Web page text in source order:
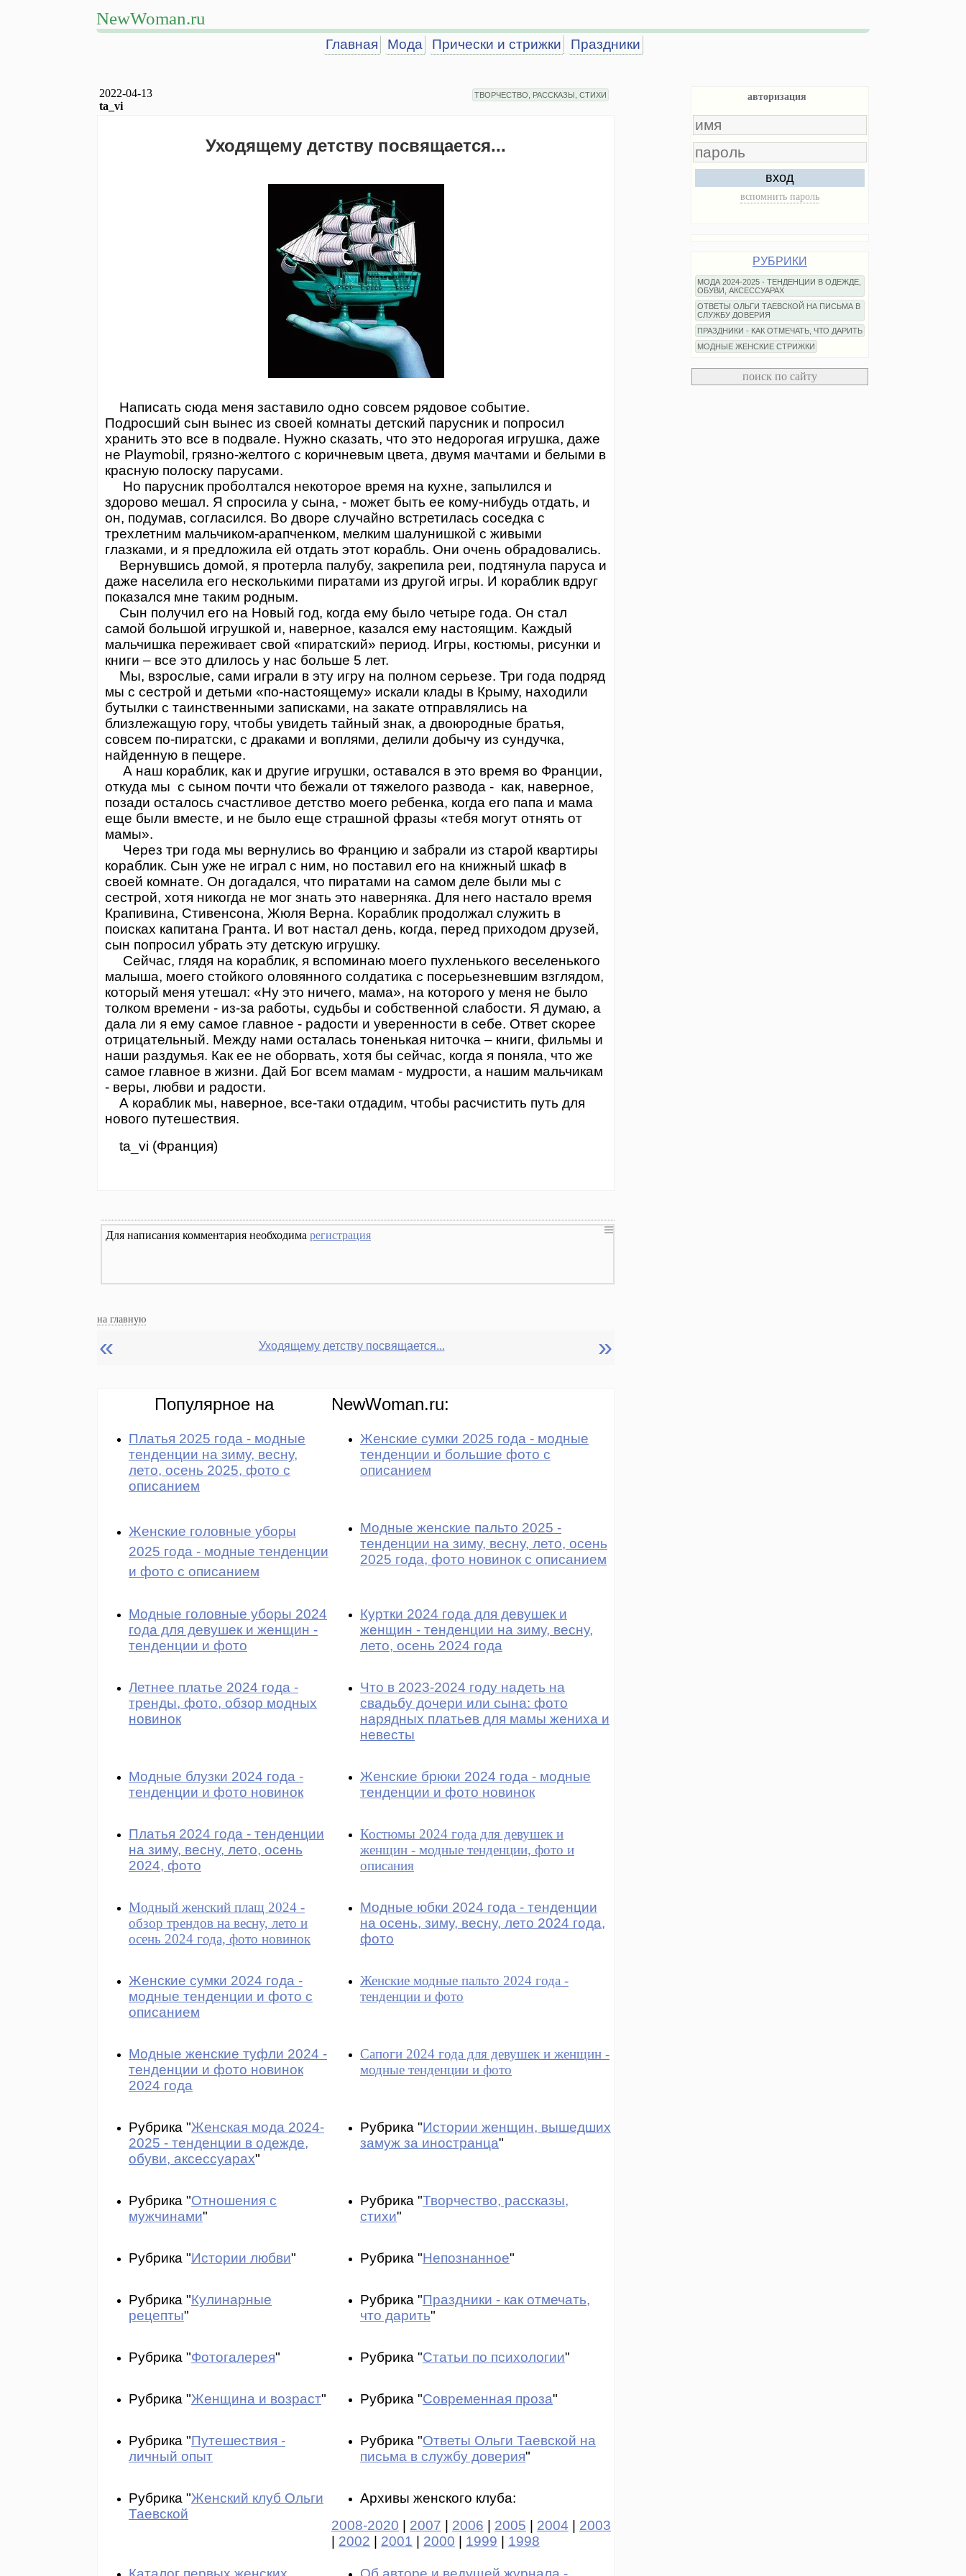
NewWoman.ru
Главная Мода Прически и стрижки Праздники
2022-04-13
ta_vi
ТВОРЧЕСТВО, РАССКАЗЫ, СТИХИ
Уходящему детству посвящается...
Написать сюда меня заставило одно совсем рядовое событие.
Подросший сын вынес из своей комнаты детский парусник и попросил
хранить это все в подвале. Нужно сказать, что это недорогая игрушка, даже
не Plаymobil, грязно-желтого с коричневым цвета, двумя мачтами и белыми в
красную полоску парусами.
Но парусник проболтался некоторое время на кухне, запылился и
здорово мешал. Я спросила у сына, - может быть ее кому-нибудь отдать, и
он, подумав, согласился. Во дворе случайно встретилась соседка с
трехлетним мальчиком-арапченком, мелким шалунишкой с живыми
глазками, и я предложила ей отдать этот корабль. Они очень обрадовались.
Вернувшись домой, я протерла палубу, закрепила реи, подтянула паруса и
даже населила его несколькими пиратами из другой игры. И кораблик вдруг
показался мне таким родным.
Сын получил его на Новый год, когда ему было четыре года. Он стал
самой большой игрушкой и, наверное, казался ему настоящим. Каждый
мальчишка переживает свой «пиратский» период. Игры, костюмы, рисунки и
книги – все это длилось у нас больше 5 лет.
Мы, взрослые, сами играли в эту игру на полном серьезе. Три года подряд
мы с сестрой и детьми «по-настоящему» искали клады в Крыму, находили
бутылки с таинственными записками, на закате отправлялись на
близлежащую гору, чтобы увидеть тайный знак, а двоюродные братья,
совсем по-пиратски, с драками и воплями, делили добычу из сундучка,
найденную в пещере.
А наш кораблик, как и другие игрушки, оставался в это время во Франции,
откуда мы с сыном почти что бежали от тяжелого развода - как, наверное,
позади осталось счастливое детство моего ребенка, когда его папа и мама
еще были вместе, и не было еще страшной фразы «тебя могут отнять от
мамы».
Через три года мы вернулись во Францию и забрали из старой квартиры
кораблик. Сын уже не играл с ним, но поставил его на книжный шкаф в
своей комнате. Он догадался, что пиратами на самом деле были мы с
сестрой, хотя никогда не мог знать это наверняка. Для него настало время
Крапивина, Стивенсона, Жюля Верна. Кораблик продолжал служить в
поисках капитана Гранта. И вот настал день, когда, перед приходом друзей,
сын попросил убрать эту детскую игрушку.
Сейчас, глядя на кораблик, я вспоминаю моего пухленького веселенького
малыша, моего стойкого оловянного солдатика с посерьезневшим взглядом,
который меня утешал: «Ну это ничего, мама», на которого у меня не было
толком времени - из-за работы, судьбы и собственной слабости. Я думаю, а
дала ли я ему самое главное - радости и уверенности в себе. Ответ скорее
отрицательный. Между нами осталась тоненькая ниточка – книги, фильмы и
наши раздумья. Как ее не оборвать, хотя бы сейчас, когда я поняла, что же
самое главное в жизни. Дай Бог всем мамам - мудрости, а нашим мальчикам
- веры, любви и радости.
А кораблик мы, наверное, все-таки отдадим, чтобы расчистить путь для
нового путешествия.
ta_vi (Франция)
Для написания комментария необходима регистрация
на главную
« Уходящему детству посвящается... »
Популярное на NewWoman.ru:
Платья 2025 года - модные
тенденции на зиму, весну,
лето, осень 2025, фото с
описанием
Женские сумки 2025 года - модные
тенденции и большие фото с
описанием
Женские головные уборы
2025 года - модные тенденции
и фото с описанием
Модные женские пальто 2025 -
тенденции на зиму, весну, лето, осень
2025 года, фото новинок с описанием
Модные головные уборы 2024
года для девушек и женщин -
тенденции и фото
Куртки 2024 года для девушек и
женщин - тенденции на зиму, весну,
лето, осень 2024 года
Летнее платье 2024 года -
тренды, фото, обзор модных
новинок
Что в 2023-2024 году надеть на
свадьбу дочери или сына: фото
нарядных платьев для мамы жениха и
невесты
Модные блузки 2024 года -
тенденции и фото новинок
Женские брюки 2024 года - модные
тенденции и фото новинок
Платья 2024 года - тенденции
на зиму, весну, лето, осень
2024, фото
Костюмы 2024 года для девушек и
женщин - модные тенденции, фото и
описания
Модный женский плащ 2024 -
обзор трендов на весну, лето и
осень 2024 года, фото новинок
Модные юбки 2024 года - тенденции
на осень, зиму, весну, лето 2024 года,
фото
Женские сумки 2024 года -
модные тенденции и фото с
описанием
Женские модные пальто 2024 года -
тенденции и фото
Модные женские туфли 2024 -
тенденции и фото новинок
2024 года
Сапоги 2024 года для девушек и женщин -
модные тенденции и фото
Рубрика "Женская мода 2024-
2025 - тенденции в одежде,
обуви, аксессуарах"
Рубрика "Истории женщин, вышедших
замуж за иностранца"
Рубрика "Отношения с
мужчинами"
Рубрика "Творчество, рассказы,
стихи"
Рубрика "Истории любви" Рубрика "Непознанное"
Рубрика "Кулинарные
рецепты"
Рубрика "Праздники - как отмечать,
что дарить"
Рубрика "Фотогалерея" Рубрика "Статьи по психологии"
Рубрика "Женщина и возраст" Рубрика "Современная проза"
Рубрика "Путешествия -
личный опыт
Рубрика "Ответы Ольги Таевской на
письма в службу доверия"
Рубрика "Женский клуб Ольги
Таевской
Архивы женского клуба:
2008-2020
2007 2006 2005 2004
2003
2002 2001 2000 1999 1998
авторизация
вход
вспомнить пароль
РУБРИКИ
МОДА 2024-2025 - ТЕНДЕНЦИИ В ОДЕЖДЕ,
ОБУВИ, АКСЕССУАРАХ
ОТВЕТЫ ОЛЬГИ ТАЕВСКОЙ НА ПИСЬМА В
СЛУЖБУ ДОВЕРИЯ
ПРАЗДНИКИ - КАК ОТМЕЧАТЬ, ЧТО ДАРИТЬ
МОДНЫЕ ЖЕНСКИЕ СТРИЖКИ